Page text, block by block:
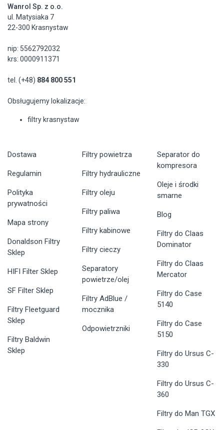
Wanrol Sp. z o.o.
ul. Matysiaka 7
22-300 Krasnystaw
nip: 5562792032
krs: 0000911371
tel. (+48) 884 800 551
Obsługujemy lokalizacje:
filtry krasnystaw
Dostawa
Regulamin
Polityka
prywatności
Mapa strony
Donaldson Filtry
Sklep
HIFI Filter Sklep
SF Filter Sklep
Filtry Fleetguard
Sklep
Filtry Baldwin
Sklep
Filtry powietrza
Filtry hydrauliczne
Filtry oleju
Filtry paliwa
Filtry kabinowe
Filtry cieczy
Separatory
powietrze/olej
Filtry AdBlue /
mocznika
Odpowietrzniki
Separator do
kompresora
Oleje i środki
smarne
Blog
Filtry do Claas
Dominator
Filtry do Claas
Mercator
Filtry do Case
5140
Filtry do Case
5150
Filtry do Ursus C-
330
Filtry do Ursus C-
360
Filtry do Man TGX